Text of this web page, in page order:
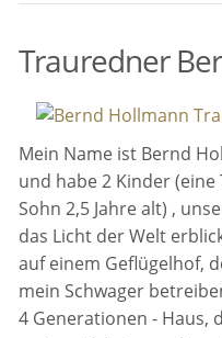
Trauredner
Mein Name ist Bernd
und habe 2 Kinder
Sohn 2,5 Jahre alt) ,
das Licht der Welt
auf einem Geflügelhof,
mein Schwager
4 Generationen - Haus,